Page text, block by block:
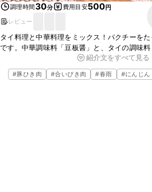
調理時間 30分 費用目安500円
レビュー
タイ料理と中華料理をミックス！パクチーを
です。中華調味料「豆板醤」と、タイの調味
り合うと一体どんな味になるのでしょう！？
作って食べてもらいたい一品です。
紹介文をすべて見る
#豚ひき肉 #合いびき肉 #春雨 #にんじん